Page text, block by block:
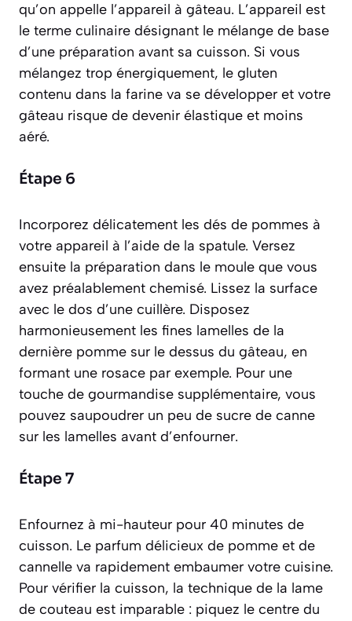
qu’on appelle l’appareil à gâteau. L’appareil est
le terme culinaire désignant le mélange de base
d’une préparation avant sa cuisson. Si vous
mélangez trop énergiquement, le gluten
contenu dans la farine va se développer et votre
gâteau risque de devenir élastique et moins
aéré.
Étape 6
Incorporez délicatement les dés de pommes à
votre appareil à l’aide de la spatule. Versez
ensuite la préparation dans le moule que vous
avez préalablement chemisé. Lissez la surface
avec le dos d’une cuillère. Disposez
harmonieusement les fines lamelles de la
dernière pomme sur le dessus du gâteau, en
formant une rosace par exemple. Pour une
touche de gourmandise supplémentaire, vous
pouvez saupoudrer un peu de sucre de canne
sur les lamelles avant d’enfourner.
Étape 7
Enfournez à mi-hauteur pour 40 minutes de
cuisson. Le parfum délicieux de pomme et de
cannelle va rapidement embaumer votre cuisine.
Pour vérifier la cuisson, la technique de la lame
de couteau est imparable : piquez le centre du